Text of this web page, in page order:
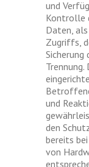
und
Kontrolle
Daten,
Zugriffs,
Sicherung
und
den
bereits
von